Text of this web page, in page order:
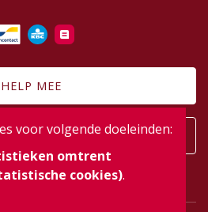
HELP MEE
voor volgende doeleinden:
omtrent
cookies).